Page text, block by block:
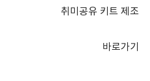
취미공유 키트 제조
바로가기